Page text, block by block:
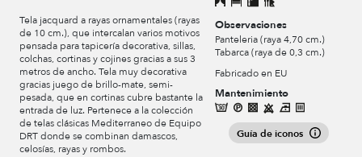
Tela jacquard a rayas ornamentales (rayas
de 10 cm.), que intercalan varios motivos
pensada para tapicería decorativa, sillas,
colchas, cortinas y cojines gracias a sus 3
metros de ancho. Tela muy decorativa
gracias juego de brillo-mate, semi-
pesada, que en cortinas cubre bastante la
entrada de luz. Pertenece a la colección
de telas clásicas Mediterraneo de Equipo
DRT donde se combinan damascos,
celosías, rayas y rombos.
Observaciones
Panteleria (raya 4,70 cm.)
Tabarca (raya de 0,3 cm.)
Fabricado en EU
Mantenimiento
Guía de iconos